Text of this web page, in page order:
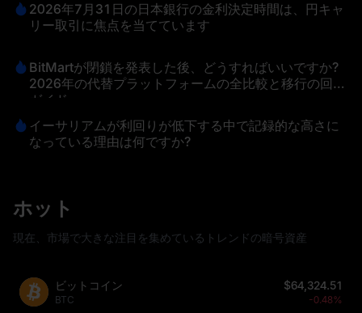
2026年7月31日の日本銀行の金利決定時間は、円キャ
リー取引に焦点を当てています
BitMartが閉鎖を発表した後、どうすればいいですか?
2026年の代替プラットフォームの全比較と移行の回避
ガイド
イーサリアムが利回りが低下する中で記録的な高さに
なっている理由は何ですか?
ホット
現在、市場で大きな注目を集めているトレンドの暗号資産
ビットコイン
BTC
$64,324.51
-0.48%